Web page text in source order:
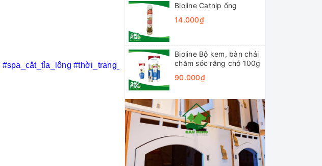
#spa_cắt_tỉa_lông #thời_trang_thú_cưng #khách_sạn_thú_cưng
Bioline Catnip ống
14.000₫
Bioline Bộ kem, bàn chải
chăm sóc răng chó 100g
90.000₫